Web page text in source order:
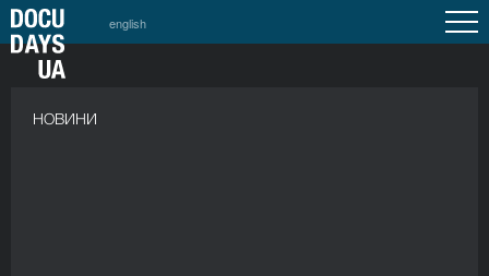
english
НОВИНИ